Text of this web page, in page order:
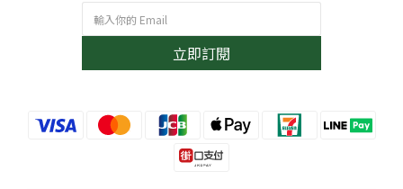
立即訂閱